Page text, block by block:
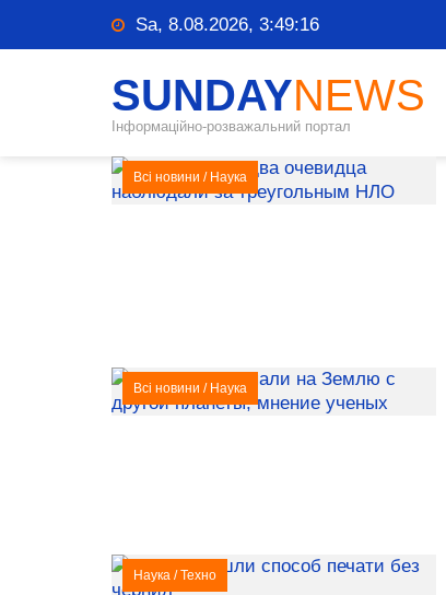
Sa, 8.08.2026, 3:49:16
SUNDAYNEWS
Інформаційно-розважальний портал
Всі новини / Наука
Всі новини / Наука
Наука /Техно